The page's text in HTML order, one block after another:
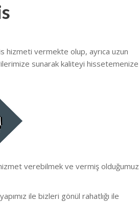
hizmeti vermekte olup, ayrıca uzun
sunarak kaliteyi hissetemenize
verebilmek ve vermiş olduğumuz
yapımız ile bizleri gönül rahatlığı ile